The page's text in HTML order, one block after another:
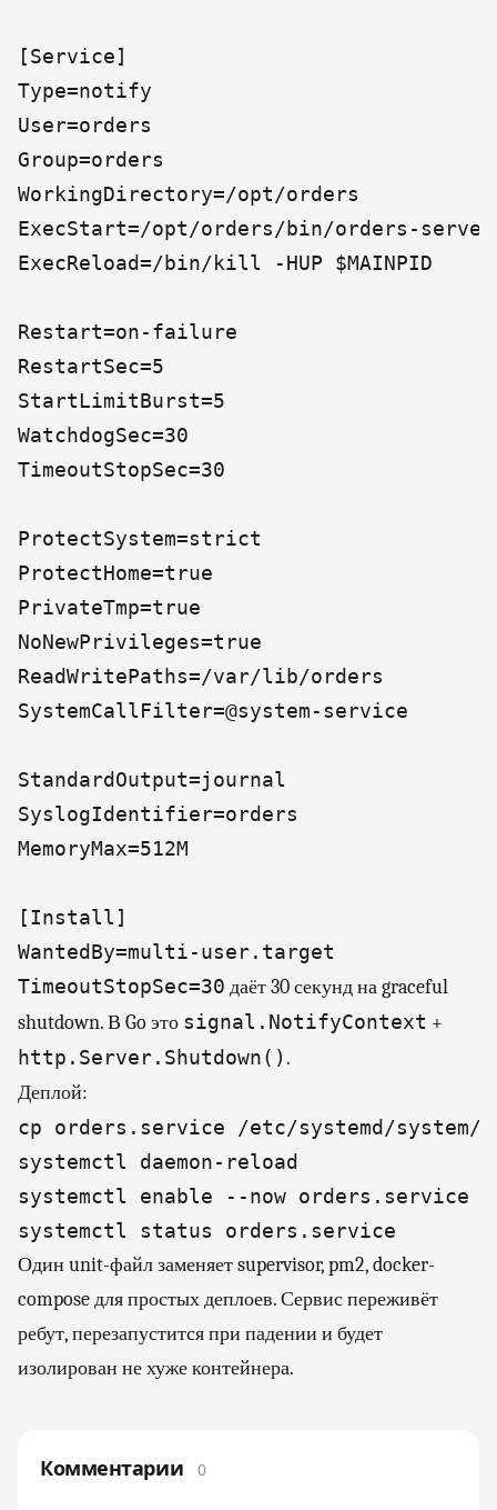
[Service]
Type=notify
User=orders
Group=orders
WorkingDirectory=/opt/orders
ExecStart=/opt/orders/bin/orders-server
ExecReload=/bin/kill -HUP $MAINPID
Restart=on-failure
RestartSec=5
StartLimitBurst=5
WatchdogSec=30
TimeoutStopSec=30
ProtectSystem=strict
ProtectHome=true
PrivateTmp=true
NoNewPrivileges=true
ReadWritePaths=/var/lib/orders
SystemCallFilter=@system-service
StandardOutput=journal
SyslogIdentifier=orders
MemoryMax=512M
[Install]
WantedBy=multi-user.target
TimeoutStopSec=30 даёт 30 секунд на graceful
shutdown. В Go это signal.NotifyContext +
http.Server.Shutdown() .
Деплой:
cp orders.service /etc/systemd/system/
systemctl daemon-reload
systemctl enable --now orders.service
systemctl status orders.service
Один unit-файл заменяет supervisor, pm2, docker-
compose для простых деплоев. Сервис переживёт
ребут, перезапустится при падении и будет
изолирован не хуже контейнера.
Комментарии 0